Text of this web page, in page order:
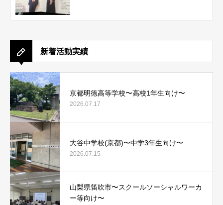
新着活動実績
京都明徳高等学校〜高校1年生向け〜
2026.07.17
大谷中学校(京都)〜中学3年生向け〜
2026.07.15
山梨県笛吹市〜スクールソーシャルワーカ
ー等向け〜